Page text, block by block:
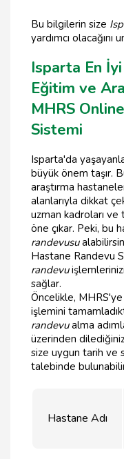
Bu bilgilerin size
yardımcı olacağını
Isparta En
Eğitim ve
MHRS
Sistemi
Isparta'da
büyük önem taşır.
araştırma
alanlarıyla dikkat
uzman kadroları ve
öne çıkar. Peki, bu
randevusu
Hastane Randevu
randevu
sağlar.
Öncelikle,
işlemini
randevualma
üzerinden
size uygun tarih ve
talebinde
Hastane Adı